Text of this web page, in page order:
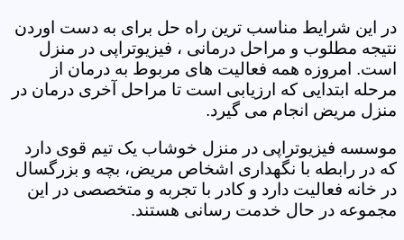
در این شرایط مناسب ترین راه حل برای به دست اوردن
نتیجه مطلوب و مراحل درمانی ، فیزیوتراپی در منزل
است. امروزه همه فعالیت های مربوط به درمان از
مرحله ابتدایی که ارزیابی است تا مراحل آخری درمان در
منزل مریض انجام می گیرد.
موسسه فیزیوتراپی در منزل خوشاب یک تیم قوی دارد
که در رابطه با نگهداری اشخاص مریض، بچه و بزرگسال
در خانه فعالیت دارد و کادر با تجربه و متخصصی در این
مجموعه در حال خدمت رسانی هستند.